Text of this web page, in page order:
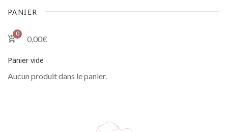
PANIER
0
0,00€
Panier vide
Aucun produit dans le panier.